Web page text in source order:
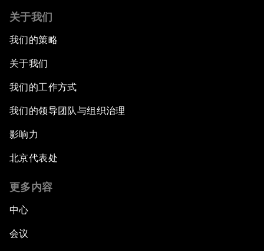
关于我们
我们的策略
关于我们
我们的工作方式
我们的领导团队与组织治理
影响力
北京代表处
更多内容
中心
会议